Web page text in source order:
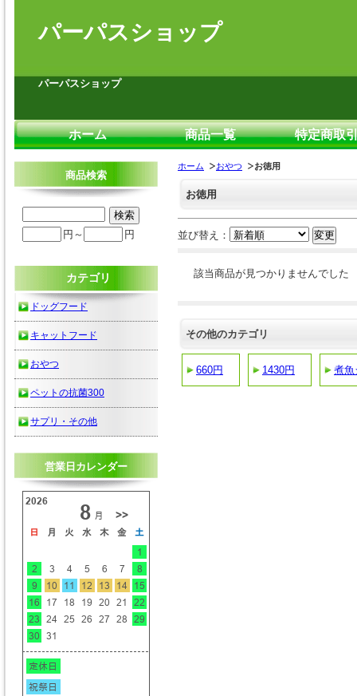
パーパスショップ
パーパスショップ
ホーム 商品一覧 特定商取
ホーム おやつ お徳用
お徳用
並び替え：
該当商品が見つかりませんでした
その他のカテゴリ
660円 1430円 煮魚
商品検索
円～ 円
カテゴリ
ドッグフード
キャットフード
おやつ
ペットの抗菌300
サプリ・その他
営業日カレンダー